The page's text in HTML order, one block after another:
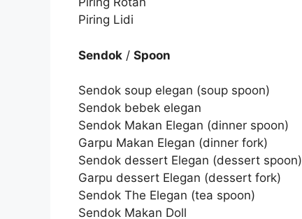
Piring Lidi
Sendok / Spoon
Sendok soup elegan (soup spoon)
Sendok bebek elegan
Sendok Makan Elegan (dinner spoon)
Garpu Makan Elegan (dinner fork)
Sendok dessert Elegan (dessert spoon)
Garpu dessert Elegan (dessert fork)
Sendok The Elegan (tea spoon)
Sendok Makan Doll